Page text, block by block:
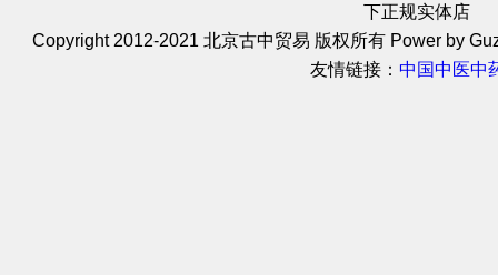
下正规实体店
Copyright 2012-2021 北京古中贸易 版权所有 Power by
友情链接： 中国中医中